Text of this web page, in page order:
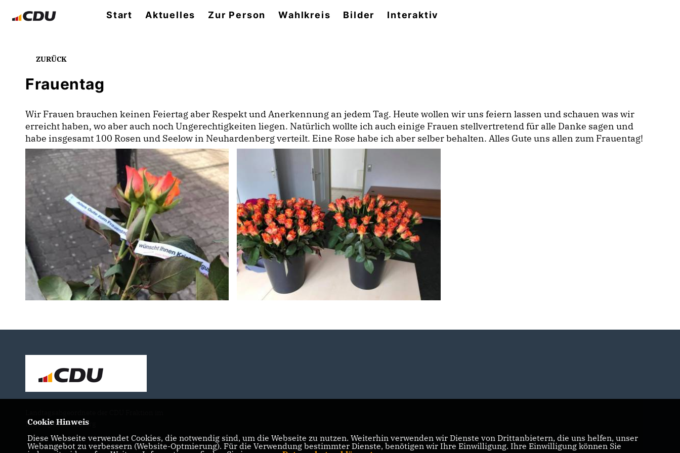
Start Aktuelles Zur Person Wahlkreis Bilder Interaktiv
ZURÜCK
Frauentag
Wir Frauen brauchen keinen Feiertag aber Respekt und Anerkennung an jedem Tag. Heute wollen wir uns feiern lassen und schauen was wir
erreicht haben, wo aber auch noch Ungerechtigkeiten liegen. Natürlich wollte ich auch einige Frauen stellvertretend für alle Danke sagen und
habe insgesamt 100 Rosen und Seelow in Neuhardenberg verteilt. Eine Rose habe ich aber selber behalten. Alles Gute uns allen zum Frauentag!
Landtag Brandenburg
Cookie Hinweis
Diese Webseite verwendet Cookies, die notwendig sind, um die Webseite zu nutzen. Weiterhin verwenden wir Dienste von Drittanbietern, die uns helfen, unser
Webangebot zu verbessern (Website-Optmierung). Für die Verwendung bestimmter Dienste, benötigen wir Ihre Einwilligung. Ihre Einwilligung können Sie